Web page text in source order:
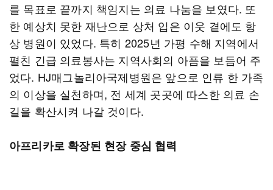
를 목표로 끝까지 책임지는 의료 나눔을 보였다. 또
한 예상치 못한 재난으로 상처 입은 이웃 곁에도 항
상 병원이 있었다. 특히 2025년 가평 수해 지역에서
펼친 긴급 의료봉사는 지역사회의 아픔을 보듬어 주
었다. HJ매그놀리아국제병원은 앞으로 인류 한 가족
의 이상을 실천하며, 전 세계 곳곳에 따스한 의료 손
길을 확산시켜 나갈 것이다.
아프리카로 확장된 현장 중심 협력